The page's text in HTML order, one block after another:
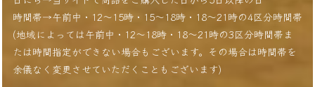
時間帯→午前中・12〜15時・15〜18時・18〜21時の4区分時間帯
(地域によっては午前中・12〜18時・18〜21時の3区分時間帯ま
たは時間指定ができない場合もございます。その場合は時間帯を
余儀なく変更させていただくこともございます)